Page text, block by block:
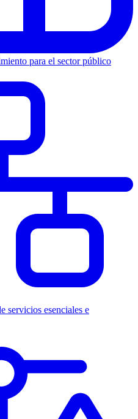
para el sector público
servicios esenciales e